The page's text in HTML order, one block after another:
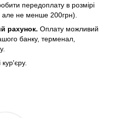
передоплату в розмірі
але не менше 200грн).
рахунок. Оплату можливий
банку, терменал,